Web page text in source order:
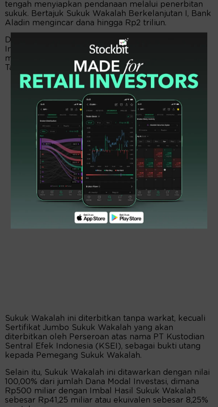
tengah menyiapkan pendanaan melalui penerbitan
sukuk. Bertajuk Sukuk Wakalah Berkelanjutan I, Bank
Aladin mengincar dana hingga Rp2 triliun.
Dalam keterbukaan informasi ke Bursa Efek
Indonesia (BEI), Rabu (31/12), Bank Aladin akan
memulai penawaran Sukuk Wakalah Berkelanjutan I
Tahap I senilai Rp500 miliar.
Sukuk Wakalah ini diterbitkan tanpa warkat, kecuali
Sertifikat Jumbo Sukuk Wakalah yang akan
diterbitkan oleh Perseroan atas nama PT Kustodian
Sentral Efek Indonesia (KSEI), sebagai bukti utang
kepada Pemegang Sukuk Wakalah.
Selain itu, Sukuk Wakalah ini ditawarkan dengan nilai
100,00% dari jumlah Dana Modal Investasi, dimana
Rp500 miliar dengan Imbal Hasil Sukuk Wakalah
sebesar Rp41,25 miliar atau ekuivalen sebesar 8,25%